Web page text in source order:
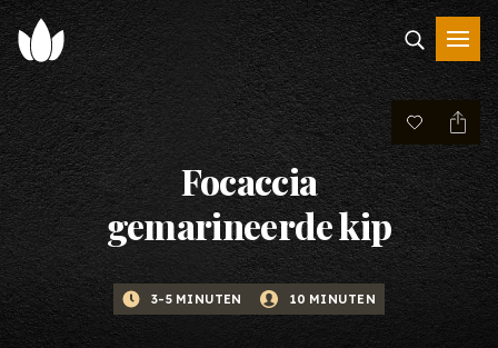
Focaccia
gemarineerde kip
3-5 MINUTEN 10 MINUTEN